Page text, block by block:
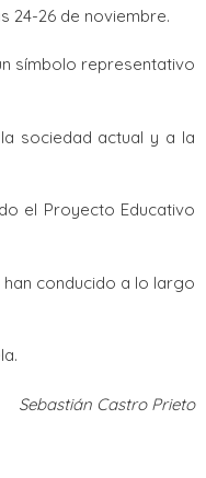
24-26 de noviembre.
símbolo representativo
sociedad actual y a la
el Proyecto Educativo
conducido a lo largo
Sebastián Castro Prieto